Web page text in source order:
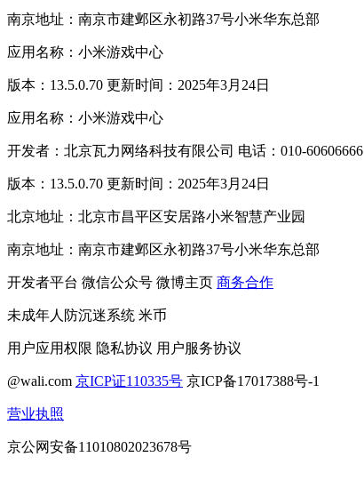
南京地址：南京市建邺区永初路37号小米华东总部
应用名称：小米游戏中心
版本：13.5.0.70 更新时间：2025年3月24日
应用名称：小米游戏中心
开发者：北京瓦力网络科技有限公司 电话：010-60606666
版本：13.5.0.70 更新时间：2025年3月24日
北京地址：北京市昌平区安居路小米智慧产业园
南京地址：南京市建邺区永初路37号小米华东总部
开发者平台 微信公众号 微博主页 商务合作
未成年人防沉迷系统 米币
用户应用权限 隐私协议 用户服务协议
@wali.com 京ICP证110335号 京ICP备17017388号-1
营业执照
京公网安备11010802023678号